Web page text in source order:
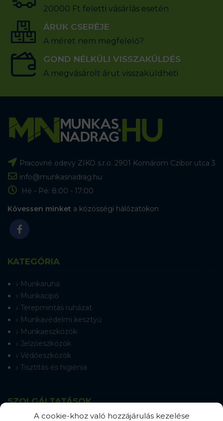
A cookie-khoz való hozzájárulás kezelése
20000 Ft feletti vásárlás esetén
ÁRUK CSERÉJE
A méret nem megfelelő?
GOND NÉLKÜLI VISSZAKÜLDÉS
A megvásárolt árut visszaküldheti
Pracovné odevy ZIKO s.r.o. 2901 Komárom Czibor utca 3
info@munkasnadrag.hu
Hé - Pé: 8:00 - 17:00
Kövessen minket a közösségi hálózatokon
KATEGÓRIA
Munkaruha
Munkacipő
Terepmintás ruházat
Munkavédelmi kesztyű
Munkaeszközök
Jelzőeszközök
Védőeszközök
Tisztítás és higiénia
SZOLGÁLTATÁSOK